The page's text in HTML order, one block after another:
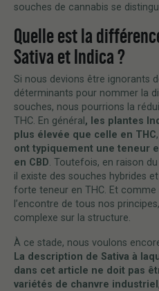
souches de cannabis se
Quelle est la
Sativa et Indica ?
Si nous devions être ignorants
déterminants pour nommer la
souches, nous pourrions la
THC. En général , les plantes
plus élevée que celle en THC
ont typiquement une teneur
en CBD. Toutefois, en raison
il existe des souches hybrides
forte teneur en THC. Et
l’encontre de tous nos
complexe sur la structure.
À ce stade, nous voulons
La description de Sativa à
dans cet article ne doit pas
variétés de chanvre industriel